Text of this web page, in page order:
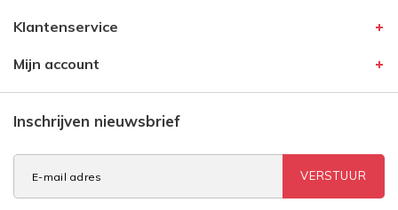
Klantenservice
Mijn account
Inschrijven nieuwsbrief
VERSTUUR